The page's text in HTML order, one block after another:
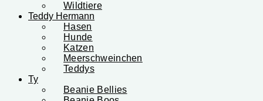
Wildtiere
Teddy Hermann
Hasen
Hunde
Katzen
Meerschweinchen
Teddys
Ty
Beanie Bellies